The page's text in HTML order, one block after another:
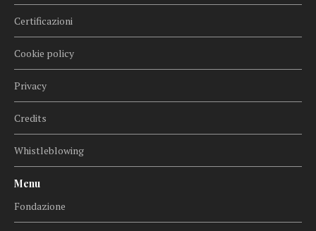
Certificazioni
Cookie policy
Privacy
Credits
Whistleblowing
Menu
Fondazione